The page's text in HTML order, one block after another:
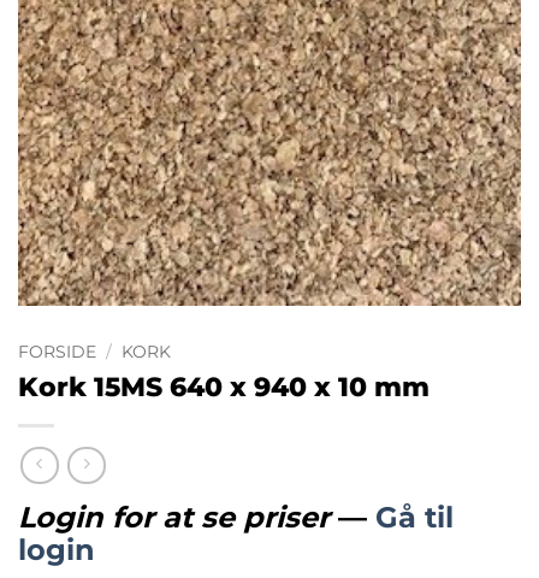
FORSIDE / KORK
Kork 15MS 640 x 940 x 10 mm
Login for at se priser— Gå til
login